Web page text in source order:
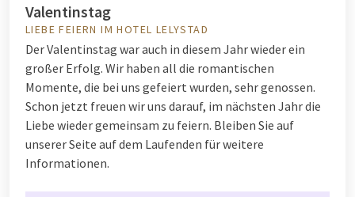
Valentinstag
LIEBE FEIERN IM HOTEL LELYSTAD
Der Valentinstag war auch in diesem Jahr wieder ein
großer Erfolg. Wir haben all die romantischen
Momente, die bei uns gefeiert wurden, sehr genossen.
Schon jetzt freuen wir uns darauf, im nächsten Jahr die
Liebe wieder gemeinsam zu feiern. Bleiben Sie auf
unserer Seite auf dem Laufenden für weitere
Informationen.